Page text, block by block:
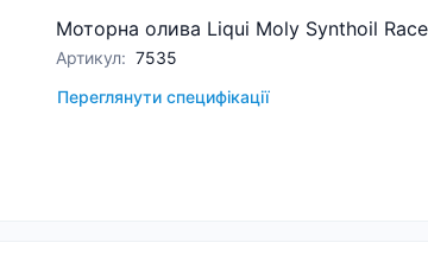
Моторна олива Liqui Moly Synthoil
Артикул: 7535
Переглянути специфікації